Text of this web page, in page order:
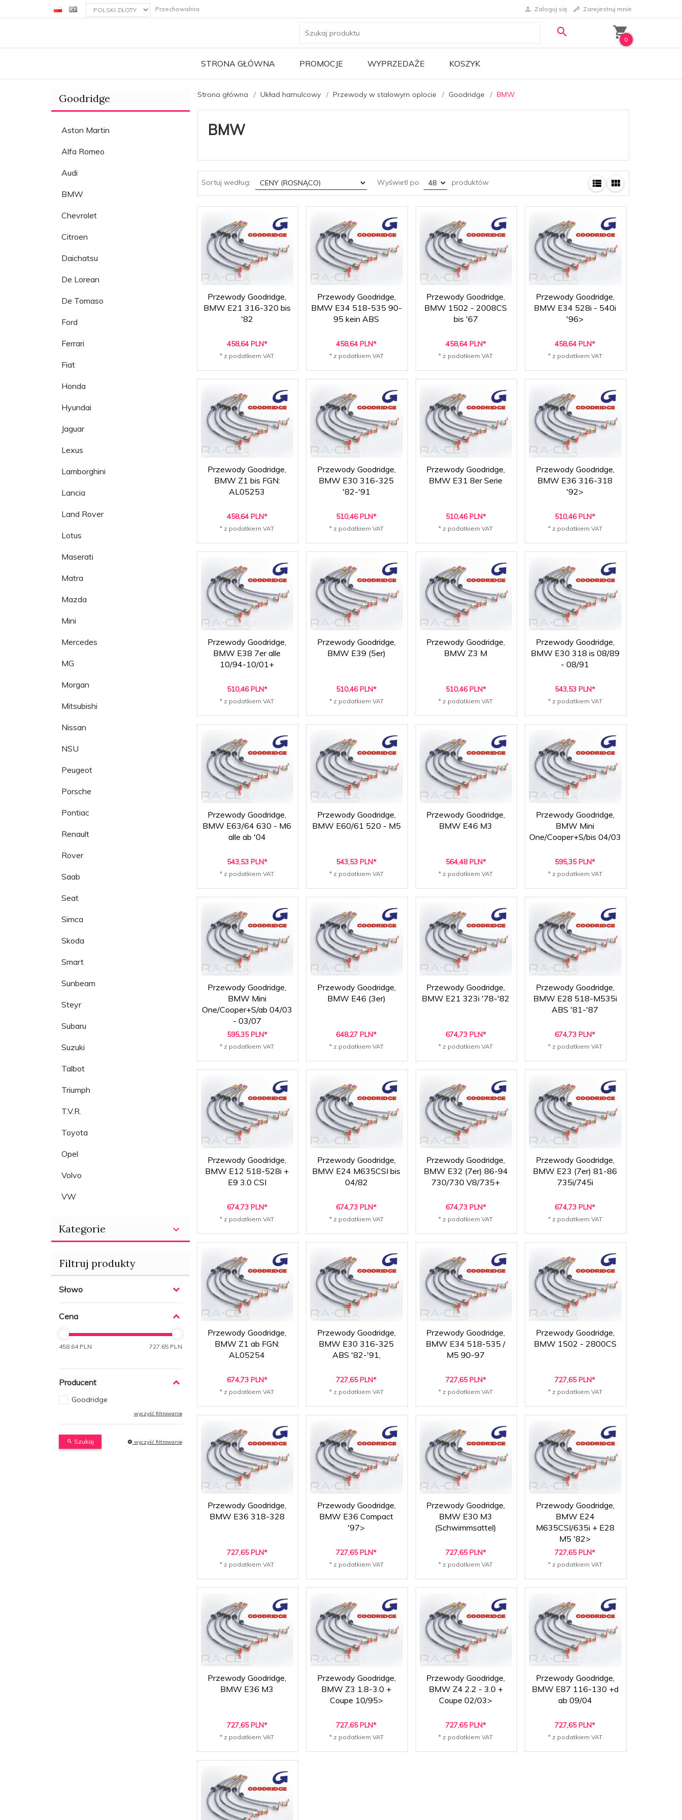
currency_h Przechowalnia Zaloguj się Zarejestruj mnie
0
STRONA GŁÓWNA PROMOCJE WYPRZEDAŻE KOSZYK
Goodridge
Aston Martin
Alfa Romeo
Audi
BMW
Chevrolet
Citroen
Daichatsu
De Lorean
De Tomaso
Ford
Ferrari
Fiat
Honda
Hyundai
Jaguar
Lexus
Lamborghini
Lancia
Land Rover
Lotus
Maserati
Matra
Mazda
Mini
Mercedes
MG
Morgan
Mitsubishi
Nissan
NSU
Peugeot
Porsche
Pontiac
Renault
Rover
Saab
Seat
Simca
Skoda
Smart
Sunbeam
Steyr
Subaru
Suzuki
Talbot
Triumph
T.V.R.
Toyota
Opel
Volvo
VW
Kategorie
Filtruj produkty
Słowo
Cena
458.64 PLN 727.65 PLN
Producent
Goodridge
wyczyść filtrowanie
Szukaj wyczyść filtrowanie
Strona główna Układ hamulcowy Przewody w stalowym oplocie Goodridge BMW
BMW
Sortuj według: sort Wyświetl po pop produktów
Przewody Goodridge,
BMW E21 316-320 bis
'82
458,64 PLN*
* z podatkiem VAT
Przewody Goodridge,
BMW E34 518-535 90-
95 kein ABS
458,64 PLN*
* z podatkiem VAT
Przewody Goodridge,
BMW 1502 - 2008CS
bis '67
458,64 PLN*
* z podatkiem VAT
Przewody Goodridge,
BMW E34 528i - 540i
'96>
458,64 PLN*
* z podatkiem VAT
Przewody Goodridge,
BMW Z1 bis FGN:
AL05253
458,64 PLN*
* z podatkiem VAT
Przewody Goodridge,
BMW E30 316-325
'82-'91
510,46 PLN*
* z podatkiem VAT
Przewody Goodridge,
BMW E31 8er Serie
510,46 PLN*
* z podatkiem VAT
Przewody Goodridge,
BMW E36 316-318
'92>
510,46 PLN*
* z podatkiem VAT
Przewody Goodridge,
BMW E38 7er alle
10/94-10/01+
510,46 PLN*
* z podatkiem VAT
Przewody Goodridge,
BMW E39 (5er)
510,46 PLN*
* z podatkiem VAT
Przewody Goodridge,
BMW Z3 M
510,46 PLN*
* z podatkiem VAT
Przewody Goodridge,
BMW E30 318 is 08/89
- 08/91
543,53 PLN*
* z podatkiem VAT
Przewody Goodridge,
BMW E63/64 630 - M6
alle ab '04
543,53 PLN*
* z podatkiem VAT
Przewody Goodridge,
BMW E60/61 520 - M5
543,53 PLN*
* z podatkiem VAT
Przewody Goodridge,
BMW E46 M3
564,48 PLN*
* z podatkiem VAT
Przewody Goodridge,
BMW Mini
One/Cooper+S/bis 04/03
595,35 PLN*
* z podatkiem VAT
Przewody Goodridge,
BMW Mini
One/Cooper+S/ab 04/03
- 03/07
595,35 PLN*
* z podatkiem VAT
Przewody Goodridge,
BMW E46 (3er)
648,27 PLN*
* z podatkiem VAT
Przewody Goodridge,
BMW E21 323i '78-'82
674,73 PLN*
* z podatkiem VAT
Przewody Goodridge,
BMW E28 518-M535i
ABS '81-'87
674,73 PLN*
* z podatkiem VAT
Przewody Goodridge,
BMW E12 518-528i +
E9 3.0 CSI
674,73 PLN*
* z podatkiem VAT
Przewody Goodridge,
BMW E24 M635CSI bis
04/82
674,73 PLN*
* z podatkiem VAT
Przewody Goodridge,
BMW E32 (7er) 86-94
730/730 V8/735+
674,73 PLN*
* z podatkiem VAT
Przewody Goodridge,
BMW E23 (7er) 81-86
735i/745i
674,73 PLN*
* z podatkiem VAT
Przewody Goodridge,
BMW Z1 ab FGN:
AL05254
674,73 PLN*
* z podatkiem VAT
Przewody Goodridge,
BMW E30 316-325
ABS '82-'91,
727,65 PLN*
* z podatkiem VAT
Przewody Goodridge,
BMW E34 518-535 /
M5 90-97
727,65 PLN*
* z podatkiem VAT
Przewody Goodridge,
BMW 1502 - 2800CS
727,65 PLN*
* z podatkiem VAT
Przewody Goodridge,
BMW E36 318-328
727,65 PLN*
* z podatkiem VAT
Przewody Goodridge,
BMW E36 Compact
'97>
727,65 PLN*
* z podatkiem VAT
Przewody Goodridge,
BMW E30 M3
(Schwimmsattel)
727,65 PLN*
* z podatkiem VAT
Przewody Goodridge,
BMW E24
M635CSI/635i + E28
M5 '82>
727,65 PLN*
* z podatkiem VAT
Przewody Goodridge,
BMW E36 M3
727,65 PLN*
* z podatkiem VAT
Przewody Goodridge,
BMW Z3 1.8-3.0 +
Coupe 10/95>
727,65 PLN*
* z podatkiem VAT
Przewody Goodridge,
BMW Z4 2.2 - 3.0 +
Coupe 02/03>
727,65 PLN*
* z podatkiem VAT
Przewody Goodridge,
BMW E87 116-130 +d
ab 09/04
727,65 PLN*
* z podatkiem VAT